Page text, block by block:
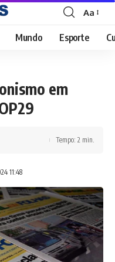
Font
Resizer
Aa
Mundo Esporte
em
11:48
Tempo: 2 min.